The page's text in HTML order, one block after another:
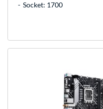
Socket: 1700